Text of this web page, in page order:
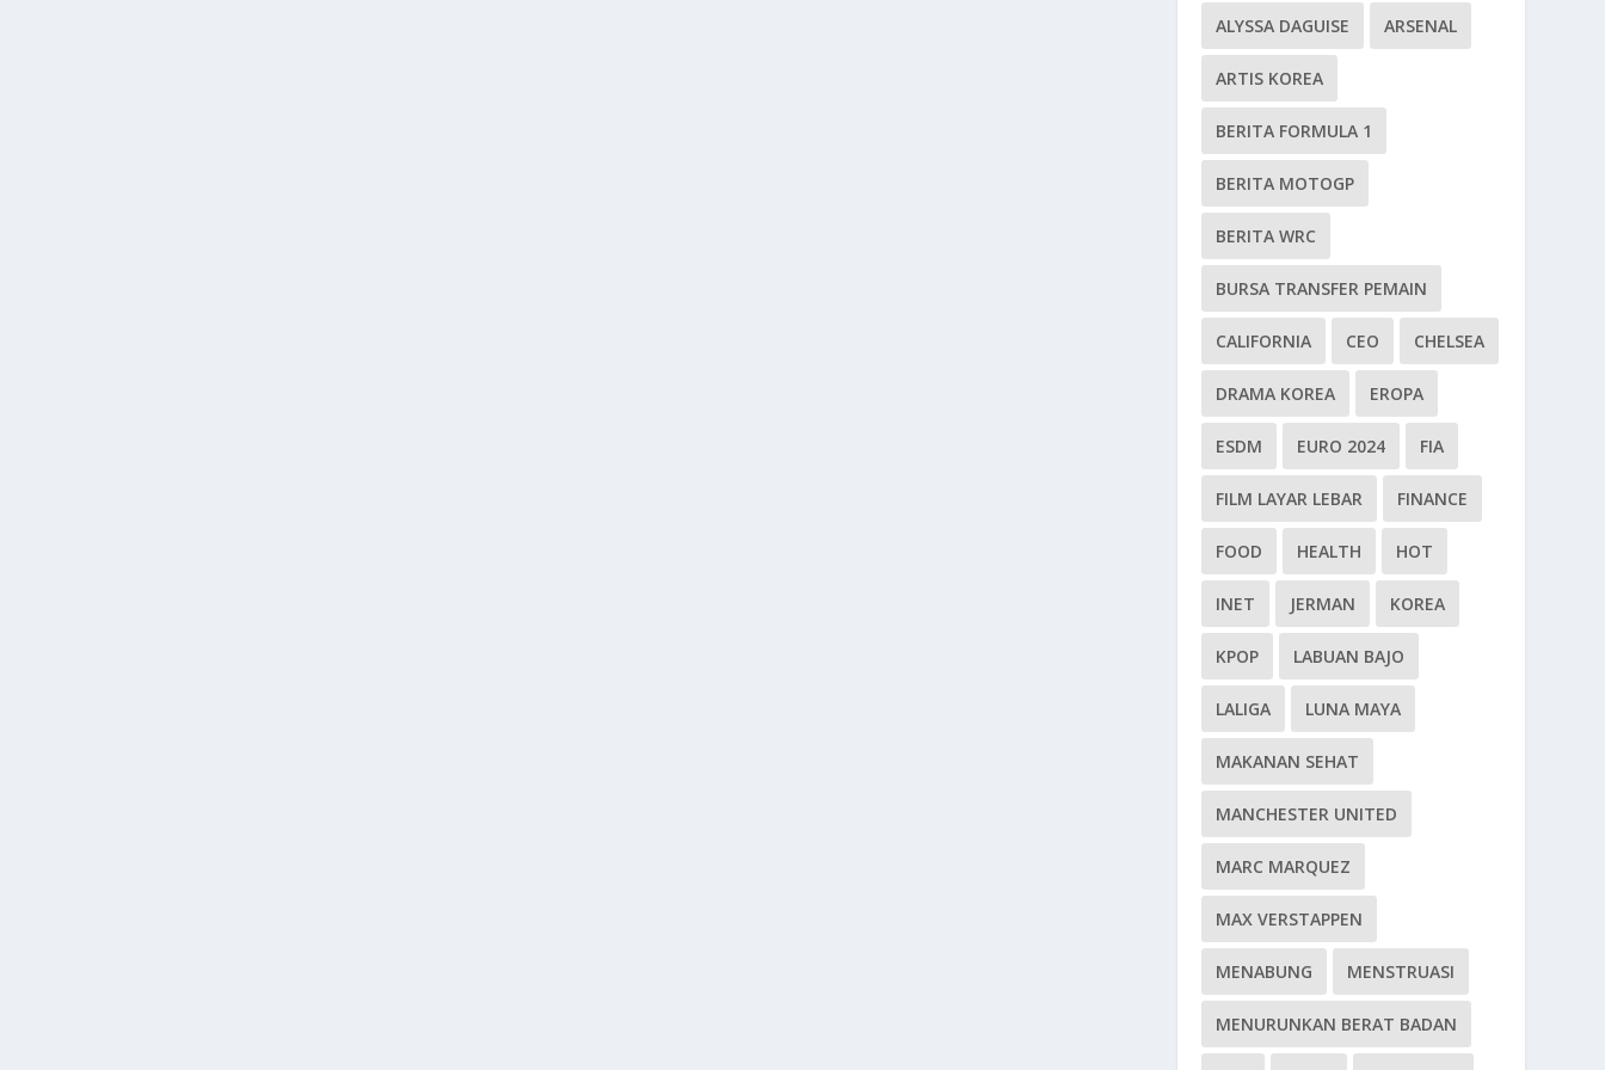
ALYSSA DAGUISE ARSENAL
ARTIS KOREA
BERITA FORMULA 1
BERITA MOTOGP
BERITA WRC
BURSA TRANSFER PEMAIN
CALIFORNIA CEO CHELSEA
DRAMA KOREA EROPA
ESDM EURO 2024 FIA
FILM LAYAR LEBAR FINANCE
FOOD HEALTH HOT
INET JERMAN KOREA
KPOP LABUAN BAJO
LALIGA LUNA MAYA
MAKANAN SEHAT
MANCHESTER UNITED
MARC MARQUEZ
MAX VERSTAPPEN
MENABUNG MENSTRUASI
MENURUNKAN BERAT BADAN